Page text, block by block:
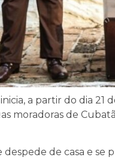
a partir do dia
moradoras de
despede de casa e se